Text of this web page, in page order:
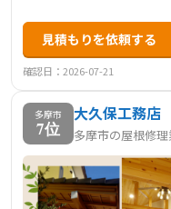
見積もりを依頼する
確認日：2026-07-21
多摩市
7位
大久保工務店
多摩市の屋根修